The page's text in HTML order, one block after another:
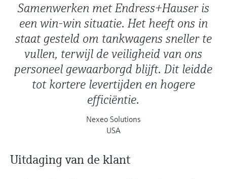
Samenwerken met Endress+Hauser is
een win-win situatie. Het heeft ons in
staat gesteld om tankwagens sneller te
vullen, terwijl de veiligheid van ons
personeel gewaarborgd blijft. Dit leidde
tot kortere levertijden en hogere
efficiëntie.
Nexeo Solutions
USA
Uitdaging van de klant